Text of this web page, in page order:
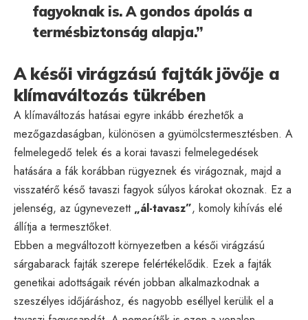
fagyoknak is. A gondos ápolás a
termésbiztonság alapja.”
A késői virágzású fajták jövője a
klímaváltozás tükrében
A klímaváltozás hatásai egyre inkább érezhetők a
mezőgazdaságban, különösen a gyümölcstermesztésben. A
felmelegedő telek és a korai tavaszi felmelegedések
hatására a fák korábban rügyeznek és virágoznak, majd a
visszatérő késő tavaszi fagyok súlyos károkat okoznak. Ez a
jelenség, az úgynevezett „ál-tavasz”, komoly kihívás elé
állítja a termesztőket.
Ebben a megváltozott környezetben a késői virágzású
sárgabarack fajták szerepe felértékelődik. Ezek a fajták
genetikai adottságaik révén jobban alkalmazkodnak a
szeszélyes időjáráshoz, és nagyobb eséllyel kerülik el a